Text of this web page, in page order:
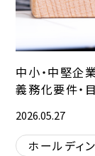
中小・中堅企
義務化要件・
2026.05.27
ホールディ